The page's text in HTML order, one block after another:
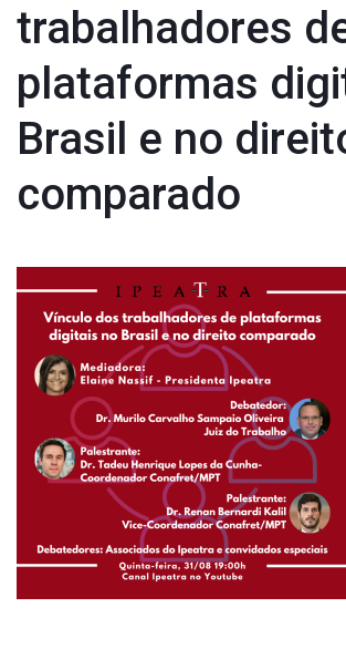
trabalhadores
plataformas
Brasil e no
comparado